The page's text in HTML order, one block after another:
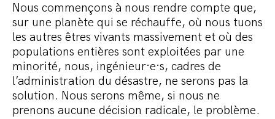
Nous commençons à nous rendre compte que,
sur une planète qui se réchauffe, où nous tuons
les autres êtres vivants massivement et où des
populations entières sont exploitées par une
minorité, nous, ingénieur·e·s, cadres de
l’administration du désastre, ne serons pas la
solution. Nous serons même, si nous ne
prenons aucune décision radicale, le problème.